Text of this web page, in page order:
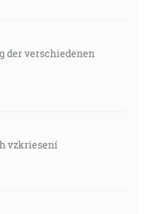
der verschiedenen
vzkriesení